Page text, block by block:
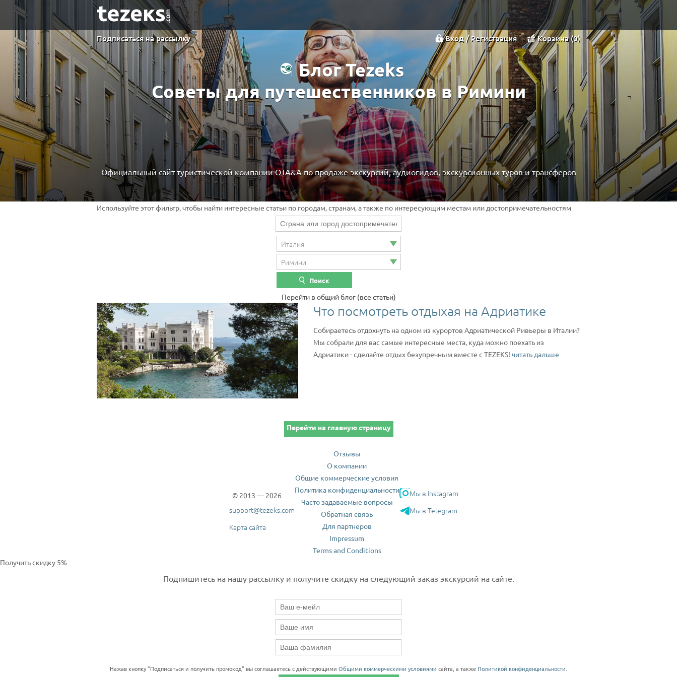
Подписаться на рассылку Вход / Регистрация Корзина 0
Блог Tezeks
Советы для путешественников в Римини
Официальный сайт туристической компании OTA&A по продаже экскурсий, аудиогидов, экскурсионных туров и трансферов
Используйте этот фильтр, чтобы найти интересные статьи по городам, странам, а также по интересующим местам или достопримечательностям
Поиск
Перейти в общий блог (все статьи)
Что посмотреть отдыхая на Адриатике
Собираетесь отдохнуть на одном из курортов Адриатической Ривьеры в Италии?
Мы собрали для вас самые интересные места, куда можно поехать из
Адриатики - сделайте отдых безупречным вместе с TEZEKS! читать дальше
Перейти на главную страницу
© 2013 — 2026
support@tezeks.com
Карта сайта
Отзывы
О компании
Общие коммерческие условия
Политика конфиденциальности
Часто задаваемые вопросы
Обратная связь
Для партнеров
Impressum
Terms and Conditions
Мы в Instagram
Мы в Telegram
Получить скидку 5%
Подпишитесь на нашу рассылку и получите скидку на следующий заказ экскурсий на сайте.
Нажав кнопку "Подписаться и получить промокод" вы соглашаетесь с действующими Общими коммерческими условиями сайта, а также Политикой конфиденциальности